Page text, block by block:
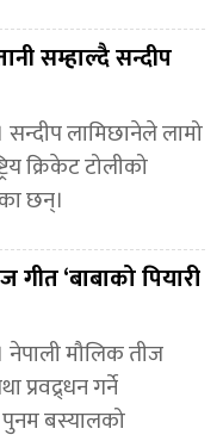
सम्हाल्दै सन्दीप
लामिछानेले लामो
क्रिकेट टोलीको
छन्।
‘बाबाको पियारी
नेपाली मौलिक तीज
प्रवद्र्धन गर्ने
पुनम बस्यालको